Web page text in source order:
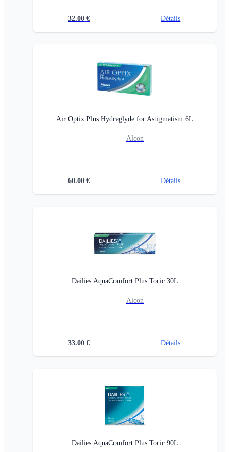
32.00 € Détails
Air Optix Plus Hydraglyde for Astigmatism 6L
Alcon
60.00 € Détails
Dailies AquaComfort Plus Toric 30L
Alcon
33.00 € Détails
Dailies AquaComfort Plus Toric 90L